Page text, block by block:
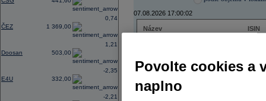
ČEZ 1 369,00
0,74
Doosan 503,00
1,21
E4U 332,00
-2,35
-2,21
07.08.2026 17:00:02
Název
ISIN
ERSTE BANK
TMR
Povolte cookies a
naplno